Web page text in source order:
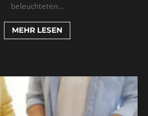
beleuchteten...
MEHR LESEN